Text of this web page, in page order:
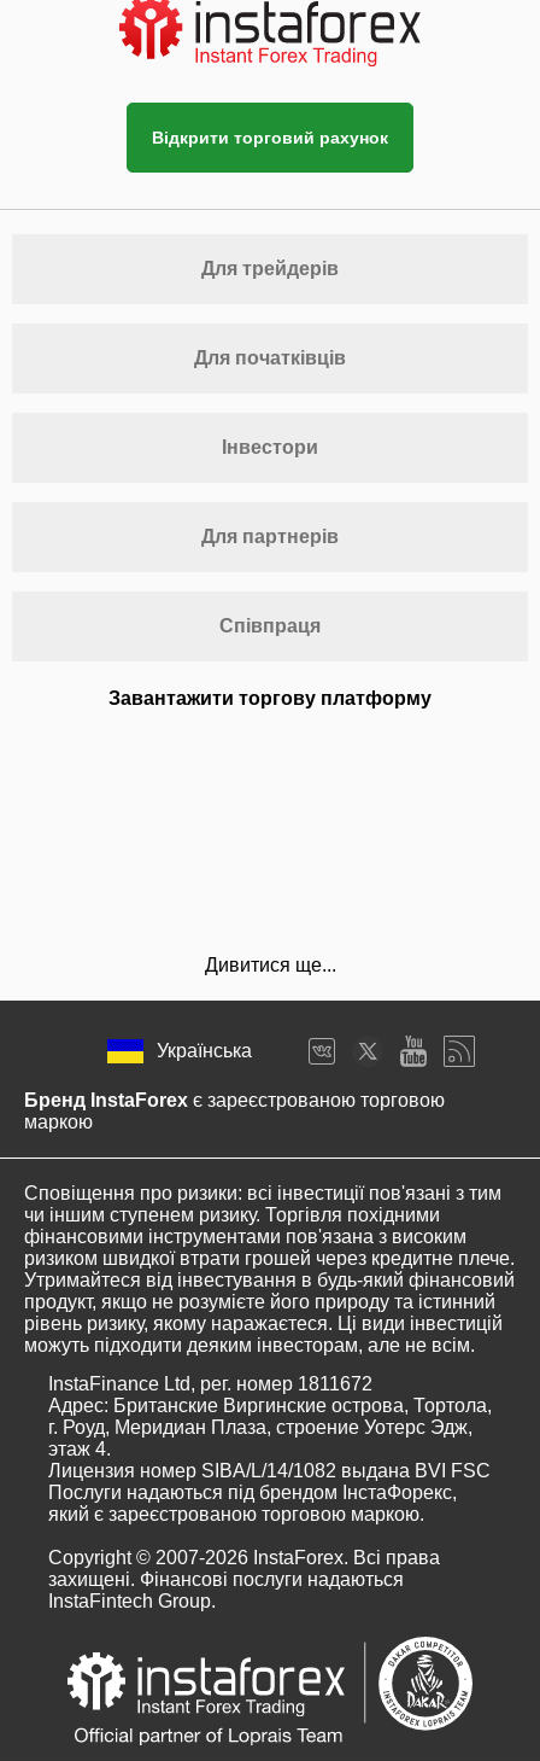
Відкрити торговий рахунок
Для трейдерів
Для початківців
Інвестори
Для партнерів
Співпраця
Завантажити торгову платформу
Дивитися ще...
Українська
Бренд InstaForex є зареєстрованою торговою
маркою
Сповіщення про ризики: всі інвестиції пов'язані з тим
чи іншим ступенем ризику. Торгівля похідними
фінансовими інструментами пов'язана з високим
ризиком швидкої втрати грошей через кредитне плече.
Утримайтеся від інвестування в будь-який фінансовий
продукт, якщо не розумієте його природу та істинний
рівень ризику, якому наражаєтеся. Ці види інвестицій
можуть підходити деяким інвесторам, але не всім.
InstaFinance Ltd, рег. номер 1811672
Адрес: Британские Виргинские острова, Тортола,
г. Роуд, Меридиан Плаза, строение Уотерс Эдж,
этаж 4.
Лицензия номер SIBA/L/14/1082 выдана BVI FSC
Послуги надаються під брендом ІнстаФорекс,
який є зареєстрованою торговою маркою.
Copyright © 2007-2026 InstaForex. Всі права
захищені. Фінансові послуги надаються
InstaFintech Group.